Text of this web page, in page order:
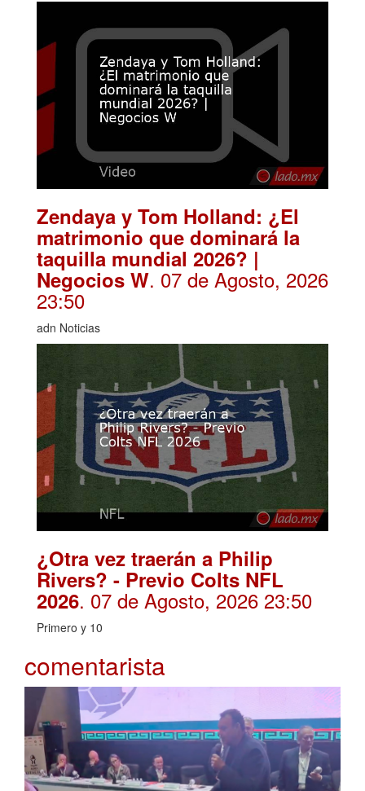
Zendaya y Tom Holland: ¿El
matrimonio que dominará la
taquilla mundial 2026? |
Negocios W. 07 de Agosto, 2026
23:50
adn Noticias
¿Otra vez traerán a Philip
Rivers? - Previo Colts NFL
2026. 07 de Agosto, 2026 23:50
Primero y 10
comentarista